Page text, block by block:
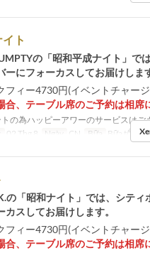
ト
の「昭和平成ナイト」で
ーにフォーカスしてお届けしま
フィー4730円(イベントチャー
合、テーブル席のご予約は相席
の為ハッピーアワーのサービスはご
02 Thg 8 Ngày CN Bữa Bữa tối
の「昭和ナイト」では、シテ
カスしてお届けします。
フィー4730円(イベントチャー
合、テーブル席のご予約は相席